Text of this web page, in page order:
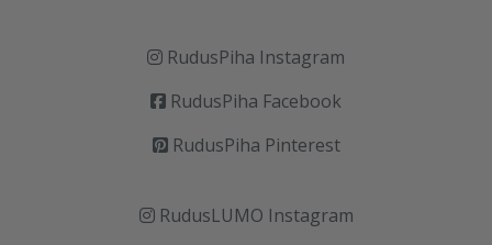
RudusPiha Instagram
RudusPiha Facebook
RudusPiha Pinterest
RudusLUMO Instagram